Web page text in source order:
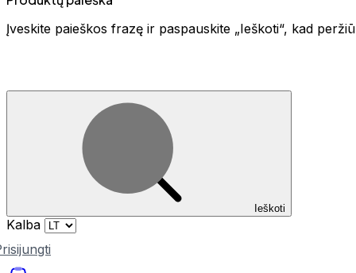
Įveskite paieškos frazę ir paspauskite „Ieškoti“, kad
Ieškoti
Kalba